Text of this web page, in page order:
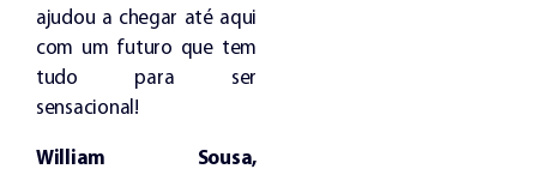
ajudou a chegar até aqui
com um futuro que tem
tudo para ser
sensacional!
William Sousa,